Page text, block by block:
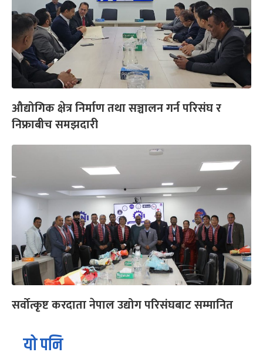
औद्योगिक क्षेत्र निर्माण तथा सञ्चालन गर्न परिसंघ र
निफ्राबीच समझदारी
सर्वोत्कृष्ट करदाता नेपाल उद्योग परिसंघबाट सम्मानित
यो पनि